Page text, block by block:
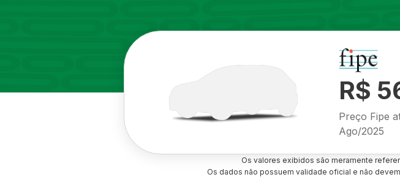
R$
Preço Fipe
Ago/2025
Os valores exibidos são meramente
Os dados não possuem validade oficial e não